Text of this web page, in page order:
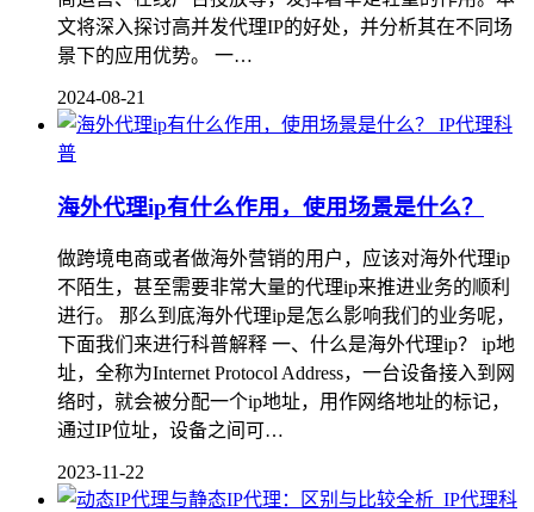
文将深入探讨高并发代理IP的好处，并分析其在不同场
景下的应用优势。 一…
2024-08-21
IP代理科
普
海外代理ip有什么作用，使用场景是什么？
做跨境电商或者做海外营销的用户，应该对海外代理ip
不陌生，甚至需要非常大量的代理ip来推进业务的顺利
进行。 那么到底海外代理ip是怎么影响我们的业务呢，
下面我们来进行科普解释 一、什么是海外代理ip？ ip地
址，全称为Internet Protocol Address，一台设备接入到网
络时，就会被分配一个ip地址，用作网络地址的标记，
通过IP位址，设备之间可…
2023-11-22
IP代理科